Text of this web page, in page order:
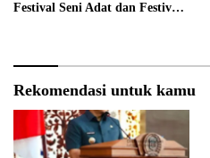
Festival Seni Adat dan Festival
Rekomendasi untuk kamu